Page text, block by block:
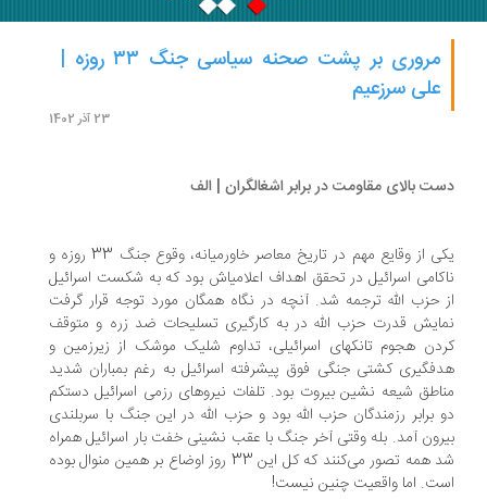
مروری بر پشت صحنه سیاسی جنگ ۳۳ روزه |
علی سرزعیم
بالای مقاومت در برابر اشغالگران | الف
یکی از وقایع مهم در تاریخ معاصر خاورمیانه، وقوع جنگ 33 روزه و
اسرائیل در تحقق اهداف اعلامی‏اش بود که به شکست اسرائیل
حزب الله ترجمه شد. آنچه در نگاه همگان مورد توجه قرار گرفت
قدرت حزب الله در به کارگیری تسلیحات ضد زره و متوقف
هجوم تانکهای اسرائیلی، تداوم شلیک موشک از زیرزمین و
کشتی جنگی فوق پیشرفته اسرائیل به رغم بمباران شدید
شیعه نشین بیروت بود. تلفات نیروهای رزمی اسرائیل دستکم
برابر رزمندگان حزب الله بود و حزب الله در این جنگ با سربلندی
آمد. بله وقتی آخر جنگ با عقب نشینی خفت بار اسرائیل همراه
شد همه تصور می‌کنند که کل این 33 روز اوضاع بر همین منوال بوده
اما واقعیت چنین نیست!